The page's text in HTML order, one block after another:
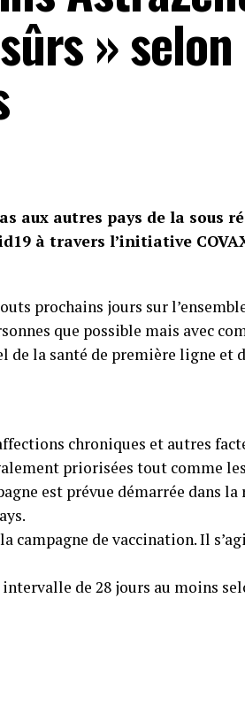
»
aux autres pays de la sous
à travers l’initiative
prochains jours sur
que possible mais avec
de la santé de première ligne et
chroniques et autres
priorisées tout comme
est prévue démarrée dans la
campagne de vaccination. Il
de 28 jours au moins